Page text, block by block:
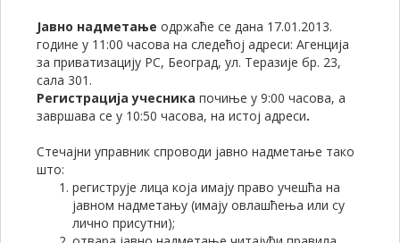
Јавно надметање одржаће се дана 17.01.2013.
године у 11:00 часова на следећој адреси: Агенција
за приватизацију РС, Београд, ул. Теразије бр. 23,
сала 301.
Регистрација учесника почиње у 9:00 часова, а
завршава се у 10:50 часова, на истој адреси.
Стечајни управник спроводи јавно надметање тако
што:
региструје лица која имају право учешћа на
јавном надметању (имају овлашћења или су
лично присутни);